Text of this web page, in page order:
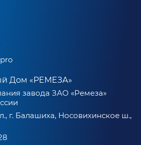
Дом «РЕМЕЗА»
завода ЗАО «Ремеза»
г. Балашиха, Носовихинское ш.,